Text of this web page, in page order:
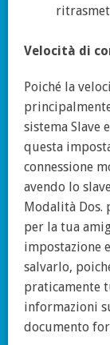
Velocità di
Poiché la
sistema Slave
questa
connessione
avendo lo
Modalità Dos.
per la tua
impostazione
salvarlo,
praticamente
informazioni
documento